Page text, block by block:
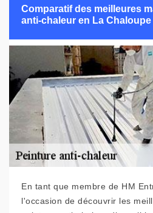
Comparatif des meilleures
anti-chaleur en La Chaloupe
En tant que membre de HM
l'occasion de découvrir les